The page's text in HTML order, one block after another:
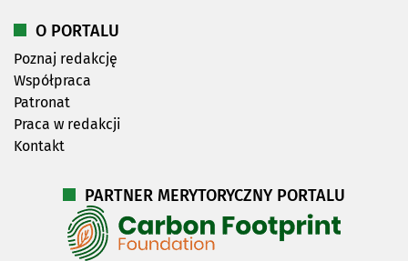
O PORTALU
Poznaj redakcję
Współpraca
Patronat
Praca w redakcji
Kontakt
PARTNER MERYTORYCZNY PORTALU